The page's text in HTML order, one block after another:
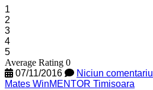
1
2
3
4
5
Average Rating 0
07/11/2016
Niciun comentariu
Mates WinMENTOR Timisoara